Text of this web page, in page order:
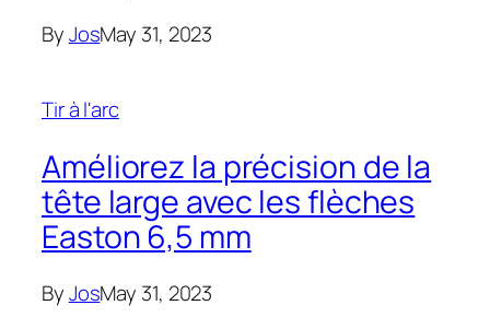
ByJosMay 31, 2023
Tir à l'arc
Améliorez la précision de la
tête large avec les flèches
Easton 6,5 mm
ByJosMay 31, 2023